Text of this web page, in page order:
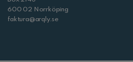
600 02 Norrköping
faktura@arqly.se